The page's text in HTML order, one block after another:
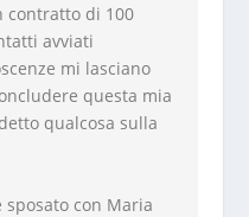
contratto di 100
avviati
mi lasciano
questa mia
qualcosa sulla
sposato con Maria